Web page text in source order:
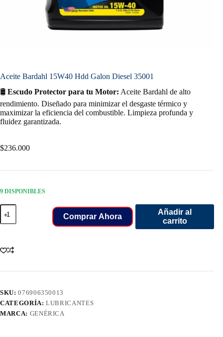
Aceite Bardahl 15W40 Hdd Galon Diesel 35001
🛢️ Escudo Protector para tu Motor: Aceite Bardahl de alto
rendimiento. Diseñado para minimizar el desgaste térmico y
maximizar la eficiencia del combustible. Limpieza profunda y
fluidez garantizada.
$236.000
9 DISPONIBLES
Aceite
Bardahl
15W40
Diesel
Comprar Ahora
Añadir al
carrito
SKU:076906350013
CATEGORÍA:LUBRICANTES
MARCA: GENÉRICA